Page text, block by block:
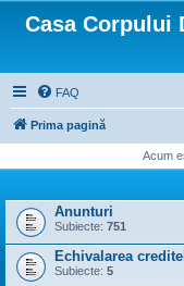
Casa Corpului
FAQ
Prima pagină
Acum
Anunturi
Subiecte: 751
Echivalarea
Subiecte: 5